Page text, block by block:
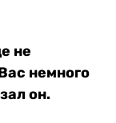
не
немного
он.